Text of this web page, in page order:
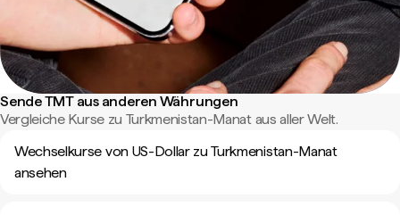
Sende TMT aus anderen Währungen
Vergleiche Kurse zu Turkmenistan-Manat aus aller Welt.
Wechselkurse von US-Dollar zu Turkmenistan-Manat
ansehen